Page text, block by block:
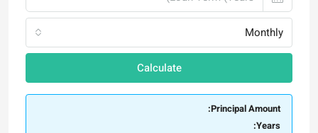
Monthly
Calculate
Principal Amount:
Years: